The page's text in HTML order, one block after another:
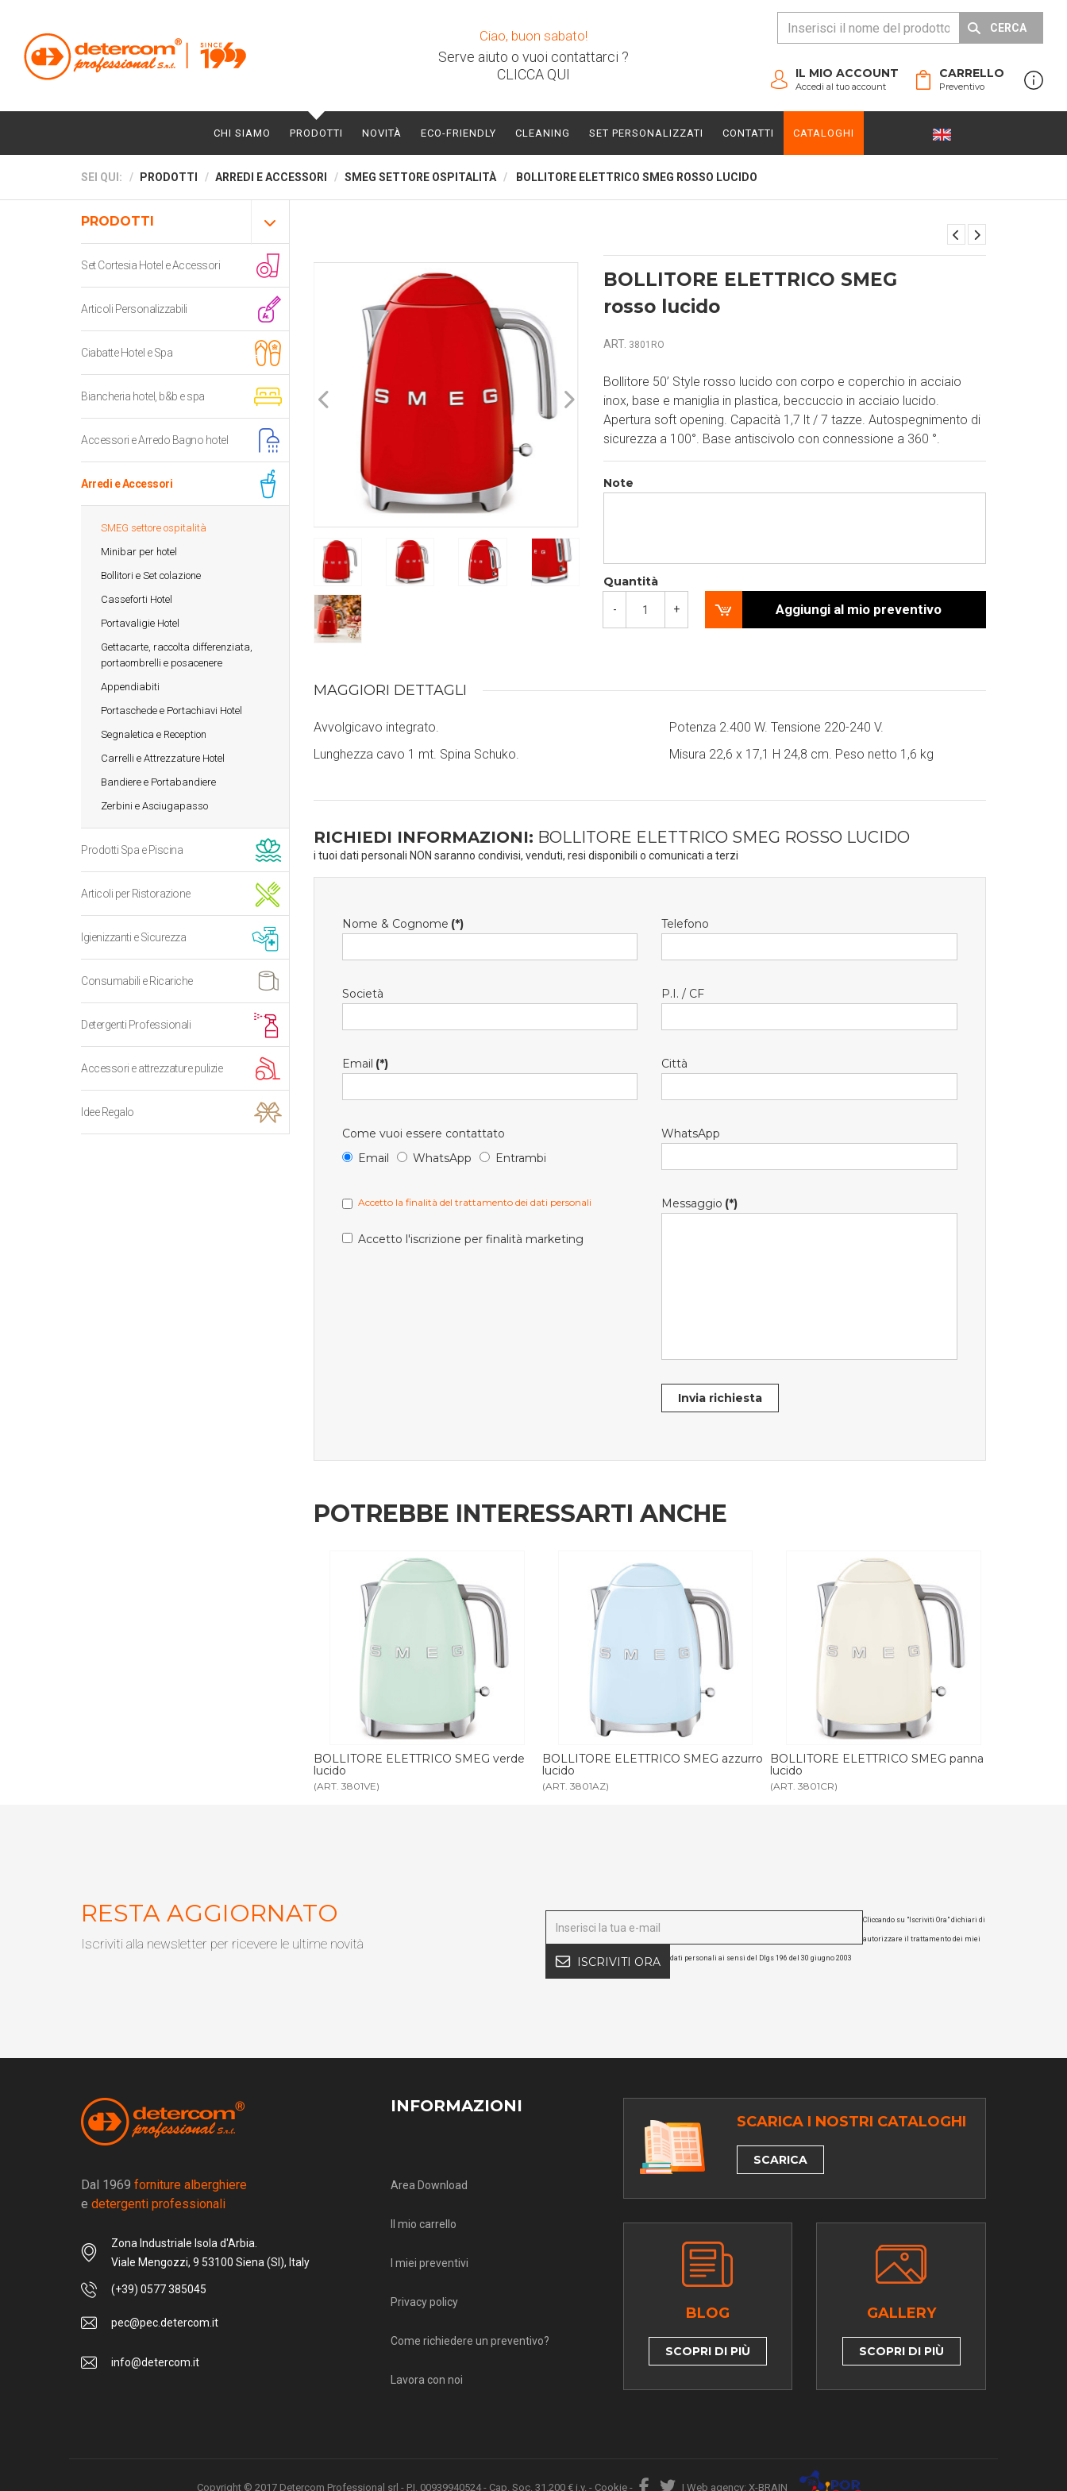
Ciao, buon sabato!
Serve aiuto o vuoi contattarci ?
CLICCA QUI
CERCA
CARRELLO
Preventivo
IL MIO ACCOUNT
Accedi al tuo account
CHI SIAMO PRODOTTI NOVITÀ ECO-FRIENDLY CLEANING SET PERSONALIZZATI CONTATTI CATALOGHI
SEI QUI: PRODOTTI ARREDI E ACCESSORI SMEG SETTORE OSPITALITÀ BOLLITORE ELETTRICO SMEG ROSSO LUCIDO
PRODOTTI
Set Cortesia Hotel e Accessori
Articoli Personalizzabili
Ciabatte Hotel e Spa
Biancheria hotel, b&b e spa
Accessori e Arredo Bagno hotel
Arredi e Accessori
SMEG settore ospitalità
Minibar per hotel
Bollitori e Set colazione
Casseforti Hotel
Portavaligie Hotel
Gettacarte, raccolta differenziata,
portaombrelli e posacenere
Appendiabiti
Portaschede e Portachiavi Hotel
Segnaletica e Reception
Carrelli e Attrezzature Hotel
Bandiere e Portabandiere
Zerbini e Asciugapasso
Prodotti Spa e Piscina
Articoli per Ristorazione
Igienizzanti e Sicurezza
Consumabili e Ricariche
Detergenti Professionali
Accessori e attrezzature pulizie
Idee Regalo
BOLLITORE ELETTRICO SMEG
rosso lucido
ART. 3801RO
Bollitore 50’ Style rosso lucido con corpo e coperchio in acciaio
inox, base e maniglia in plastica, beccuccio in acciaio lucido.
Apertura soft opening. Capacità 1,7 lt / 7 tazze. Autospegnimento di
sicurezza a 100°. Base antiscivolo con connessione a 360 °.
Note
Quantità
- + Aggiungi al mio preventivo
MAGGIORI DETTAGLI
Avvolgicavo integrato.
Lunghezza cavo 1 mt. Spina Schuko.
Potenza 2.400 W. Tensione 220-240 V.
Misura 22,6 x 17,1 H 24,8 cm. Peso netto 1,6 kg
RICHIEDI INFORMAZIONI: BOLLITORE ELETTRICO SMEG ROSSO LUCIDO
i tuoi dati personali NON saranno condivisi, venduti, resi disponibili o comunicati a terzi
Nome & Cognome (*) Telefono
Società P.I. / CF
Email (*) Città
Come vuoi essere contattato
Email
WhatsApp Entrambi
WhatsApp
Accetto la finalità del trattamento dei dati personali
Accetto l'iscrizione per finalità marketing
Messaggio (*)
Invia richiesta
POTREBBE INTERESSARTI ANCHE
BOLLITORE ELETTRICO SMEG azzurro
lucido
(ART. 3801AZ)
BOLLITORE ELETTRICO SMEG panna
lucido
(ART. 3801CR)
BOLLITORE VARIABILE SMEG bianco
lucido
(ART. 3802BI)
RESTA AGGIORNATO
Iscriviti alla newsletter per ricevere le ultime novità
ISCRIVITI ORA
Cliccando su "Iscriviti Ora" dichiari di
autorizzare il trattamento dei miei
dati personali ai sensi del Dlgs 196 del 30 giugno 2003
Dal 1969 forniture alberghiere
e detergenti professionali
Zona Industriale Isola d'Arbia.
Viale Mengozzi, 9 53100 Siena (SI), Italy
(+39) 0577 385045
pec@pec.detercom.it
info@detercom.it
INFORMAZIONI
Area Download
Il mio carrello
I miei preventivi
Privacy policy
Come richiedere un preventivo?
Lavora con noi
SCARICA I NOSTRI CATALOGHI
SCARICA
BLOG
SCOPRI DI PIÙ
GALLERY
SCOPRI DI PIÙ
Copyright © 2017 Detercom Professional srl - P.I. 00939940524 - Cap. Soc. 31.200 € i.v. - Cookie - | Web agency: X-BRAIN